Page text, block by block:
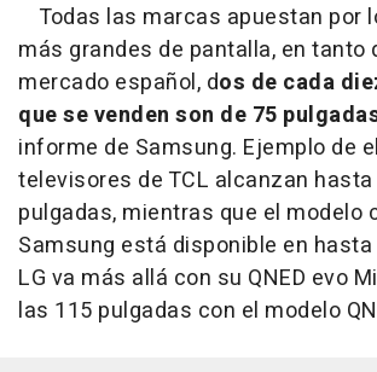
Todas las marcas apuestan por
más grandes de pantalla, en tanto
mercado español, dos de cada
que se venden son de 75
informe de Samsung. Ejemplo de
televisores de TCL alcanzan
pulgadas, mientras que el modelo
Samsung está disponible en
LG va más allá con su QNED evo
las 115 pulgadas con el modelo